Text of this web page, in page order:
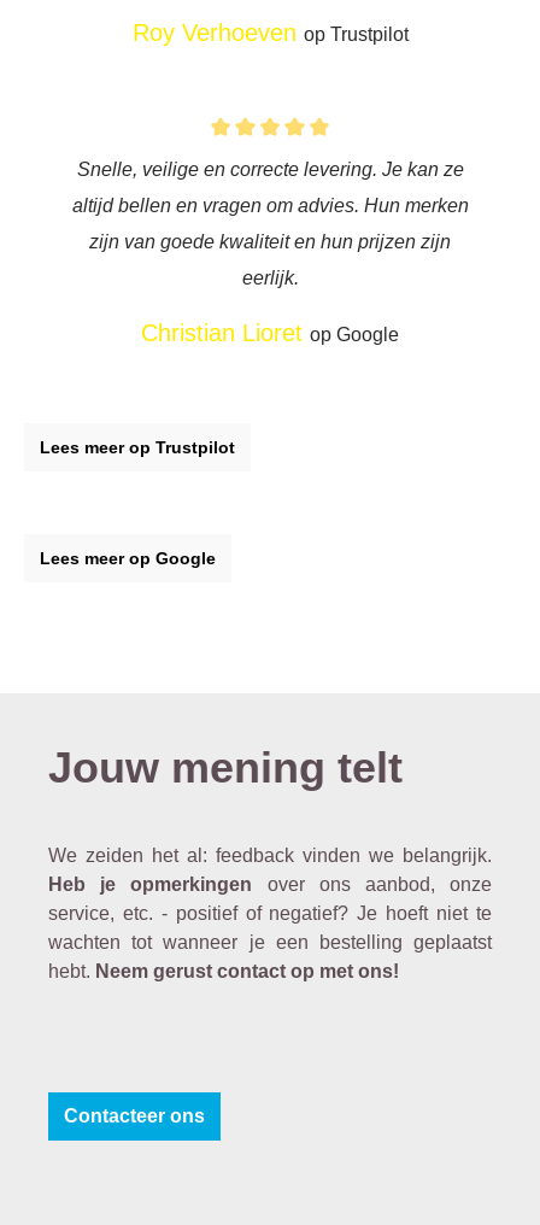
Roy Verhoeven op Trustpilot
Snelle, veilige en correcte levering. Je kan ze
altijd bellen en vragen om advies. Hun merken
zijn van goede kwaliteit en hun prijzen zijn
eerlijk.
Christian Lioret op Google
Lees meer op Trustpilot
Lees meer op Google
Jouw mening telt
We zeiden het al: feedback vinden we belangrijk.
Heb je opmerkingen over ons aanbod, onze
service, etc. - positief of negatief? Je hoeft niet te
wachten tot wanneer je een bestelling geplaatst
hebt. Neem gerust contact op met ons!
Contacteer ons